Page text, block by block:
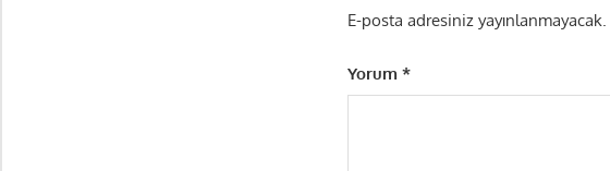
E-posta adresiniz yayınlanmayacak.
Yorum*